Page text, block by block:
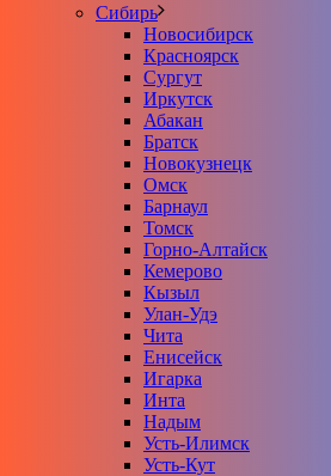
Сибирь
Новосибирск
Красноярск
Сургут
Иркутск
Абакан
Братск
Новокузнецк
Омск
Барнаул
Томск
Горно-Алтайск
Кемерово
Кызыл
Улан-Удэ
Чита
Енисейск
Игарка
Инта
Надым
Усть-Илимск
Усть-Кут